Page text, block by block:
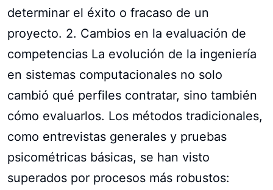
determinar el éxito o fracaso de un
proyecto. 2. Cambios en la evaluación de
competencias La evolución de la ingeniería
en sistemas computacionales no solo
cambió qué perfiles contratar, sino también
cómo evaluarlos. Los métodos tradicionales,
como entrevistas generales y pruebas
psicométricas básicas, se han visto
superados por procesos más robustos: